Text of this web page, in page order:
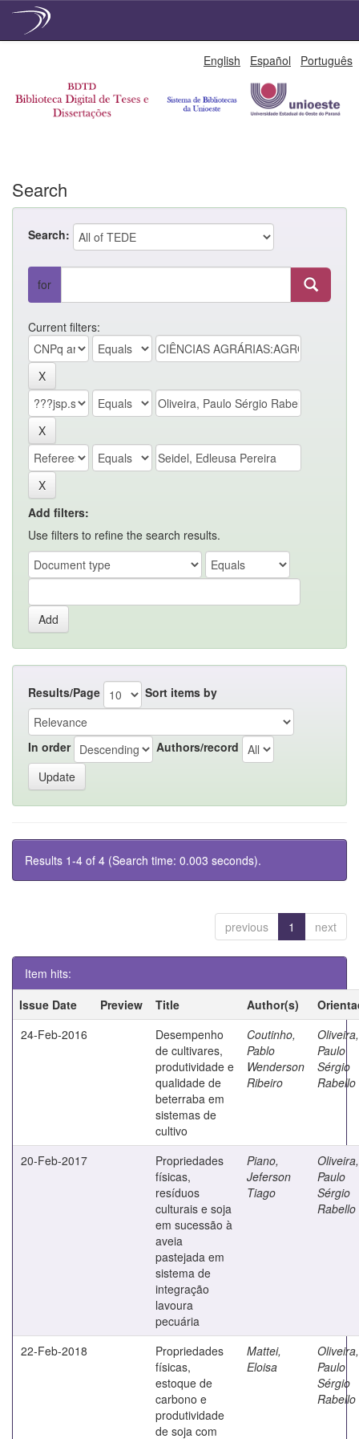
English Español Português
Search
Search:
for
Current filters:
Add filters:
Use filters to refine the search results.
Results/Page Sort items by
In order Authors/record
Results 1-4 of 4 (Search time: 0.003 seconds).
previous 1 next
Item hits:
Issue Date
Preview Title Author(s)
24-Feb-2016
Desempenho
de cultivares,
produtividade e
qualidade de
beterraba em
sistemas de
cultivo
Coutinho,
Pablo
Wenderson
Ribeiro
Oliveira,
Paulo
Sérgio
20-Feb-2017
Propriedades
físicas,
resíduos
culturais e soja
em sucessão à
aveia
pastejada em
sistema de
integração
lavoura
pecuária
Piano,
Jeferson
Tiago
Oliveira,
Paulo
Sérgio
22-Feb-2018
Propriedades
físicas,
estoque de
carbono e
produtividade
de soja com
Mattei,
Eloisa
Oliveira,
Paulo
Sérgio